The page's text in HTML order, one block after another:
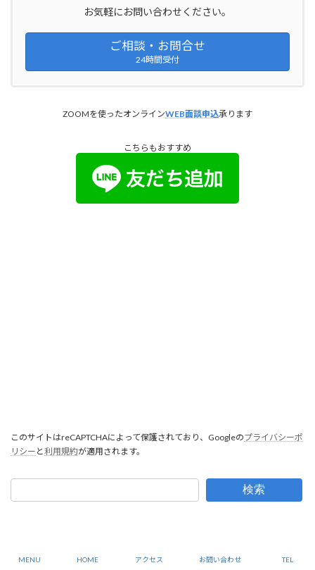
お気軽にお問い合わせください。
ご相談・お問合せ
24時間受付
ZOOMを使ったオンラインWEB面談申込承ります
こちらもおすすめ
このサイトはreCAPTCHAによって保護されており、Googleのプライバシーポ
リシー と利用規約が適用されます。
検索
MENU HOME アクセス お問い合わせ TEL